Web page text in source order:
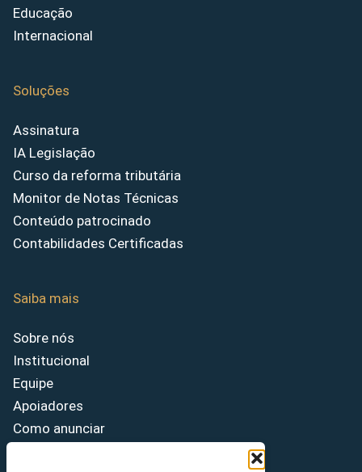
Educação
Internacional
Soluções
Assinatura
IA Legislação
Curso da reforma tributária
Monitor de Notas Técnicas
Conteúdo patrocinado
Contabilidades Certificadas
Saiba mais
Sobre nós
Institucional
Equipe
Apoiadores
Como anunciar